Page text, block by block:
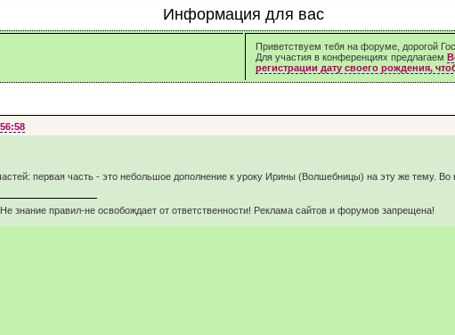
Информация для вас
Приветствуем тебя на форуме, дорогой
Для участия в конференциях предлагаем
регистрации дату своего рождения,
первая часть - это небольшое дополнение к уроку Ирины (Волшебницы) на эту же тему.
знание правил-не освобождает от ответственности! Реклама сайтов и форумов запрещена!